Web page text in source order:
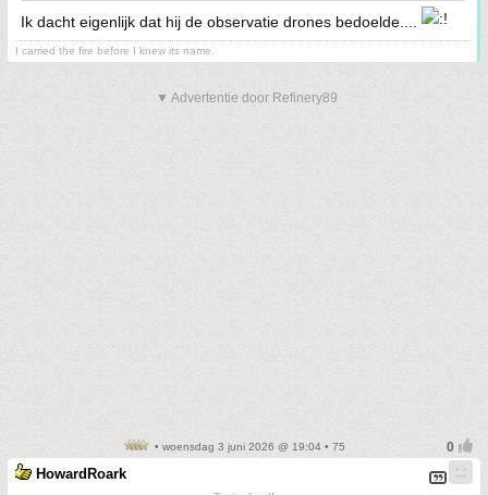
Ik dacht eigenlijk dat hij de observatie drones bedoelde....
I carried the fire before I knew its name.
▼ Advertentie door Refinery89
• woensdag 3 juni 2026 @ 19:04 • 75
HowardRoark